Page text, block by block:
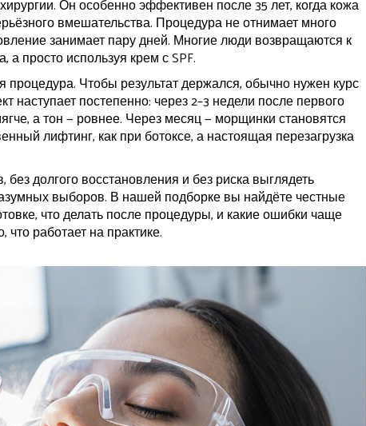
Он особенно эффективен после 35 лет, когда кожа
вмешательства. Процедура не отнимает много
занимает пару дней. Многие люди возвращаются к
а просто используя крем с SPF.
Чтобы результат держался, обычно нужен курс
постепенно: через 2–3 недели после первого
а тон — ровнее. Через месяц — морщинки становятся
лифтинг, как при ботоксе, а настоящая перезагрузка
долгого восстановления и без риска выглядеть
выборов. В нашей подборке вы найдёте честные
что делать после процедуры, и какие ошибки чаще
работает на практике.